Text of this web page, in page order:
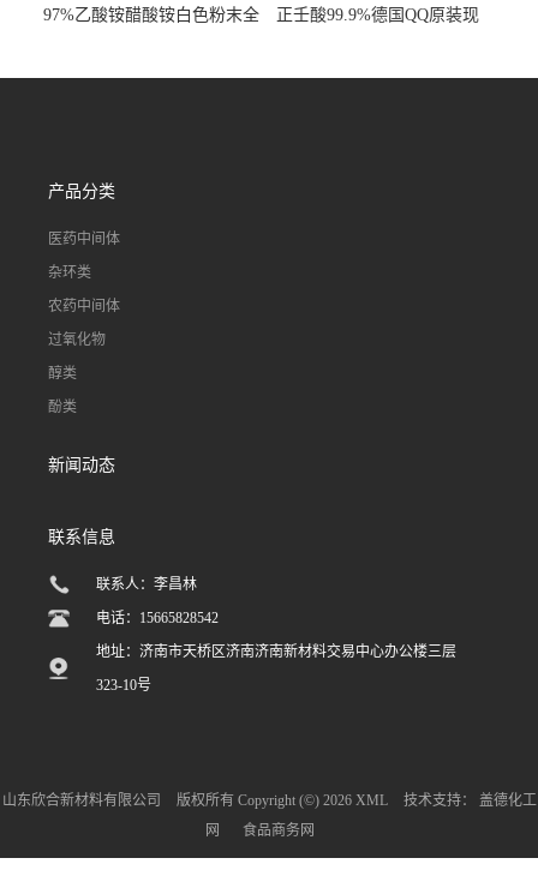
97%乙酸铵醋酸铵白色粉末全
正壬酸99.9%德国QQ原装现
产品分类
医药中间体
杂环类
农药中间体
过氧化物
醇类
酚类
新闻动态
联系信息
联系人：李昌林
电话：15665828542
地址：济南市天桥区济南济南新材料交易中心办公楼三层
323-10号
山东欣合新材料有限公司 版权所有 Copyright (©) 2026 XML 技术支持：
盖德化工
网
食品商务网